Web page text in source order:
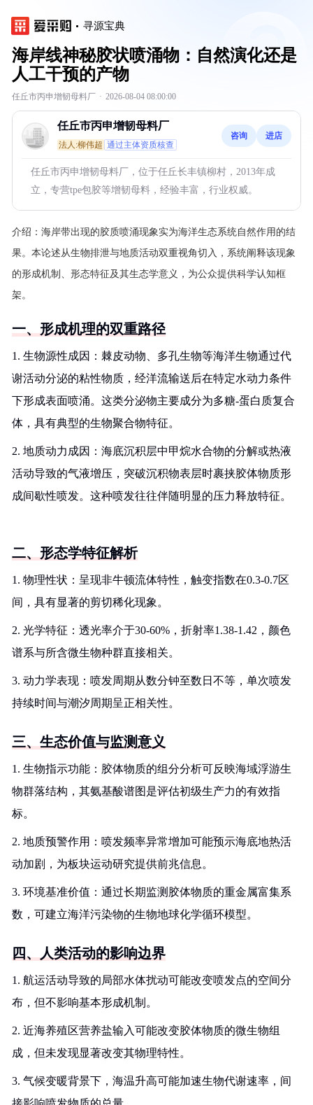
寻源宝典
海岸线神秘胶状喷涌物：自然演化还是
人工干预的产物
任丘市丙申增韧母料厂 · 2026-08-04 08:00:00
任丘市丙申增韧母料厂
法人:柳伟超 通过主体资质核查
咨询 进店
任丘市丙申增韧母料厂，位于任丘长丰镇柳村，2013年成
立，专营tpe包胶等增韧母料，经验丰富，行业权威。
介绍： 海岸带出现的胶质喷涌现象实为海洋生态系统自然作用的结
果。本论述从生物排泄与地质活动双重视角切入，系统阐释该现象
的形成机制、形态特征及其生态学意义，为公众提供科学认知框
架。
一、形成机理的双重路径
1. 生物源性成因：棘皮动物、多孔生物等海洋生物通过代
谢活动分泌的粘性物质，经洋流输送后在特定水动力条件
下形成表面喷涌。这类分泌物主要成分为多糖-蛋白质复合
体，具有典型的生物聚合物特征。
2. 地质动力成因：海底沉积层中甲烷水合物的分解或热液
活动导致的气液增压，突破沉积物表层时裹挟胶体物质形
成间歇性喷发。这种喷发往往伴随明显的压力释放特征。
二、形态学特征解析
1. 物理性状：呈现非牛顿流体特性，触变指数在0.3-0.7区
间，具有显著的剪切稀化现象。
2. 光学特征：透光率介于30-60%，折射率1.38-1.42，颜色
谱系与所含微生物种群直接相关。
3. 动力学表现：喷发周期从数分钟至数日不等，单次喷发
持续时间与潮汐周期呈正相关性。
三、生态价值与监测意义
1. 生物指示功能：胶体物质的组分分析可反映海域浮游生
物群落结构，其氨基酸谱图是评估初级生产力的有效指
标。
2. 地质预警作用：喷发频率异常增加可能预示海底地热活
动加剧，为板块运动研究提供前兆信息。
3. 环境基准价值：通过长期监测胶体物质的重金属富集系
数，可建立海洋污染物的生物地球化学循环模型。
四、人类活动的影响边界
1. 航运活动导致的局部水体扰动可能改变喷发点的空间分
布，但不影响基本形成机制。
2. 近海养殖区营养盐输入可能改变胶体物质的微生物组
成，但未发现显著改变其物理特性。
3. 气候变暖背景下，海温升高可能加速生物代谢速率，间